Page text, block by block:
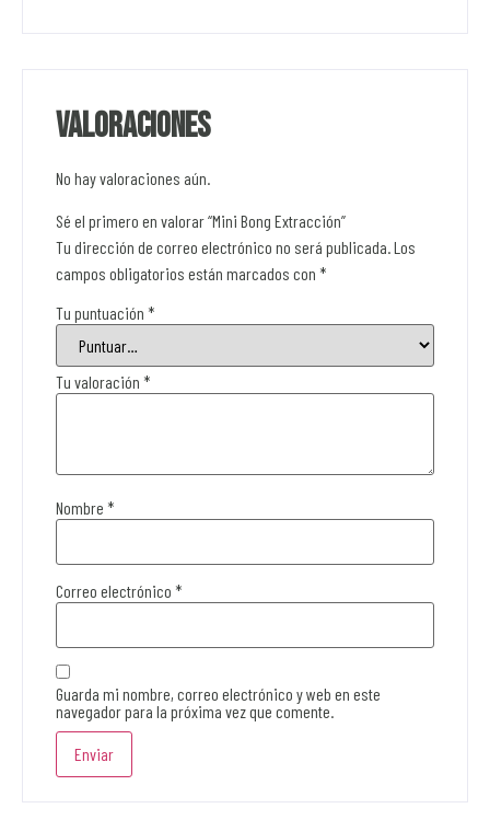
Valoraciones
No hay valoraciones aún.
Sé el primero en valorar “Mini Bong Extracción”
Tu dirección de correo electrónico no será publicada.Los
campos obligatorios están marcados con *
Tu puntuación *
Tu valoración *
Nombre *
Correo electrónico *
Guarda mi nombre, correo electrónico y web en este
navegador para la próxima vez que comente.